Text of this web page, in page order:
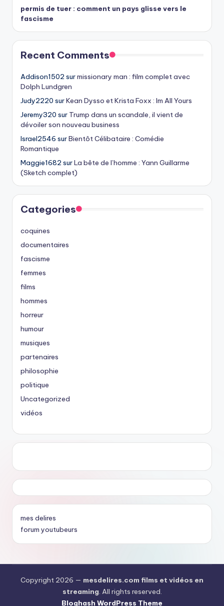
permis de tuer : comment un pays glisse vers le
fascisme
Recent Comments
Addison1502 surmissionary man : film complet avec
Dolph Lundgren
Judy2220 surKean Dysso et Krista Foxx : Im All Yours
Jeremy320 sur Trump dans un scandale, il vient de
dévoiler son nouveau business
Israel2546 surBientôt Célibataire : Comédie
Romantique
Maggie1682 surLa bête de l’homme : Yann Guillarme
(Sketch complet)
Categories
coquines
documentaires
fascisme
femmes
films
hommes
horreur
humour
musiques
partenaires
philosophie
politique
Uncategorized
vidéos
mes delires
forum youtubeurs
Copyright 2026 — mesdelires.com films et vidéos en
streaming. All rights reserved.
Bloghash WordPress Theme